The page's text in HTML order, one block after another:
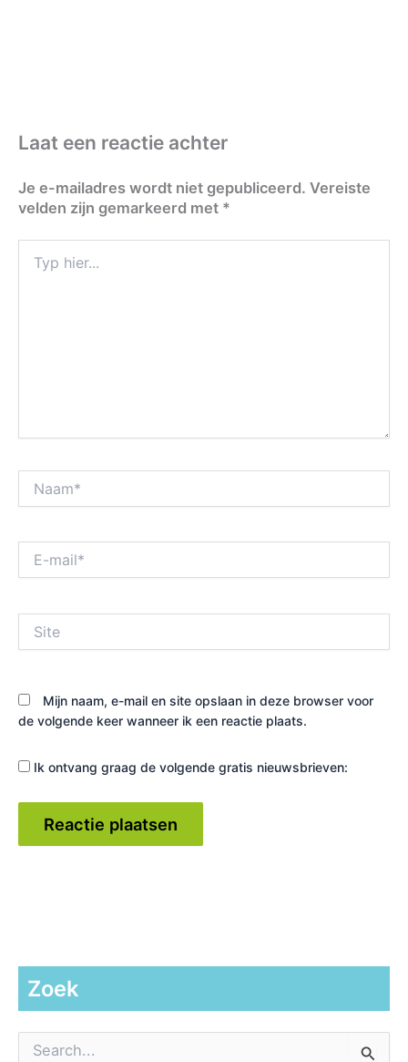
Laat een reactie achter
Je e-mailadres wordt niet gepubliceerd. Vereiste
velden zijn gemarkeerd met *
hier...
mail*
Mijn naam, e-mail en site opslaan in deze browser voor
de volgende keer wanneer ik een reactie plaats.
Ik ontvang graag de volgende gratis nieuwsbrieven:
Zoek